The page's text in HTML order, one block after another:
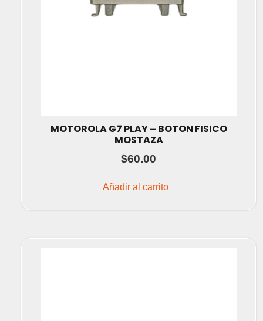
MOTOROLA G7 PLAY – BOTON FISICO
MOSTAZA
$60.00
Añadir al carrito